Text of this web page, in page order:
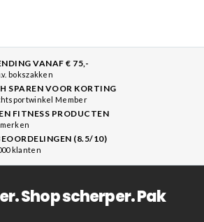
VANAF € 75,-
bokszakken
SPAREN VOOR KORTING
Member
FITNESS PRODUCTEN
(8.5/10)
klanten
Shop scherper. Pak